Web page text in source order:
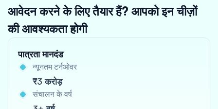
आवेदन करने के लिए तैयार हैं? आपको इन चीज़ों
की आवश्यकता होगी
पात्रता मानदंड
न्यूनतम टर्नओवर
₹3 करोड़
संचालन के वर्ष